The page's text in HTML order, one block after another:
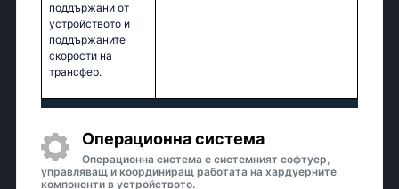
поддържани от
устройството и
поддържаните
скорости на
трансфер.
Операционна система
Операционна система е системният софтуер,
управляващ и координиращ работата на хардуерните
компоненти в устройството.